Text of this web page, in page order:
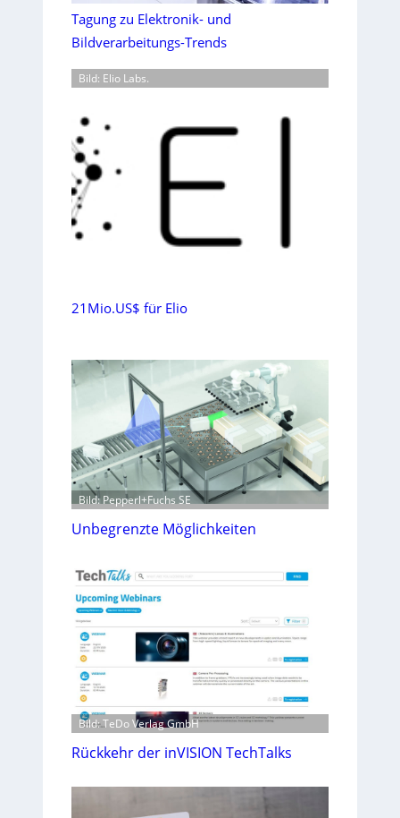
Tagung zu Elektronik- und
Bildverarbeitungs-Trends
Bild: Elio Labs.
21Mio.US$ für Elio
Bild: Pepperl+Fuchs SE
Unbegrenzte Möglichkeiten
Bild: TeDo Verlag GmbH
Rückkehr der inVISION TechTalks